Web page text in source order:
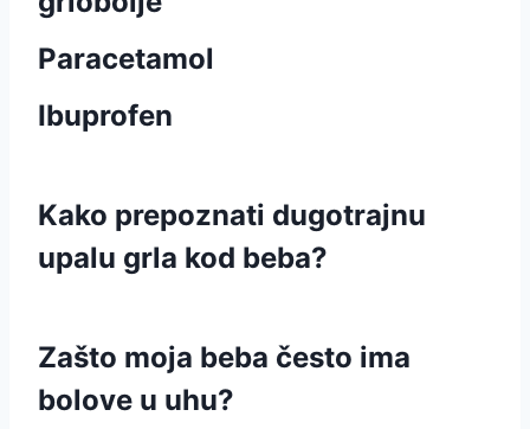
Paracetamol
Ibuprofen
Kako prepoznati dugotrajnu
upalu grla kod beba?
Zašto moja beba često ima
bolove u uhu?